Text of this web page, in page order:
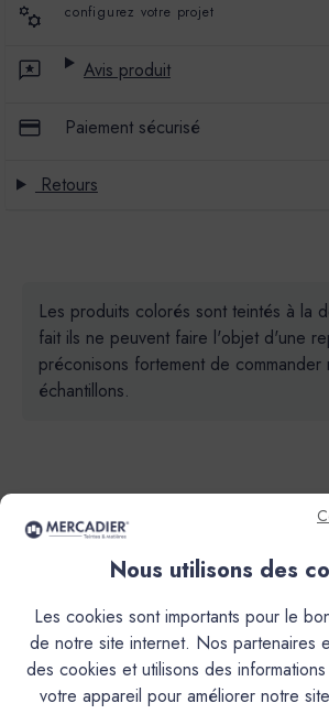
configurez votre projet
Avis produit
Paiement sécurisé
Retours
Les produits colorés sont teintés à la
fait ils ne peuvent faire l'objet d'une
préconisons fortement de commander
échantillons.
Descriptif
Caractéristiques
Documentation
Nous utilisons des
Les cookies sont importants pour le
de notre site internet. Nos partenaires
des cookies et utilisons des
votre appareil pour améliorer notre